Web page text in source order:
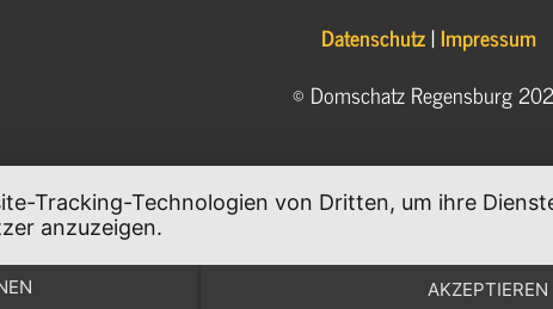
Datenschutz|Impressum
© Domschatz Regensburg
Tracking-Technologien von Dritten, um ihre
anzuzeigen.
AKZEPTIEREN